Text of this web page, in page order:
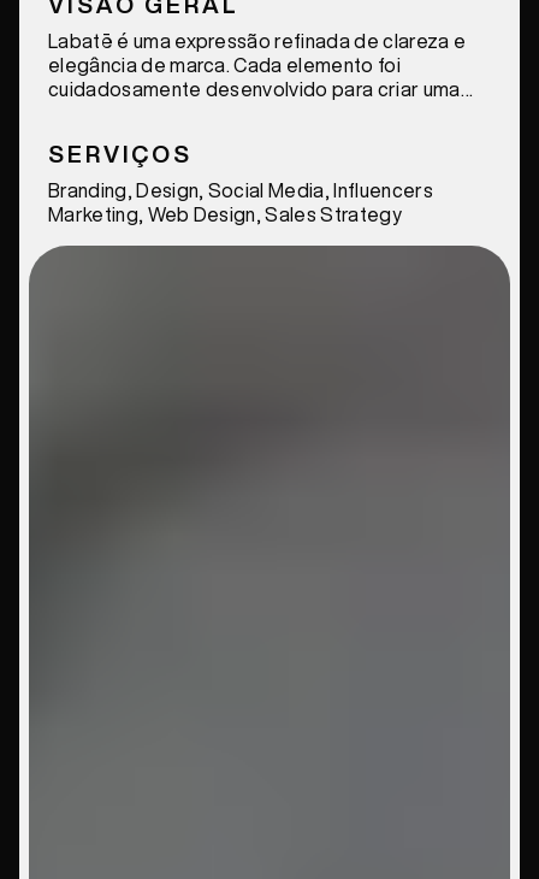
Labatē é uma expressão refinada de clareza e
elegância de marca. Cada elemento foi
cuidadosamente desenvolvido para criar uma
SERVIÇOS
Branding, Design, Social Media, Influencers
Marketing, Web Design, Sales Strategy